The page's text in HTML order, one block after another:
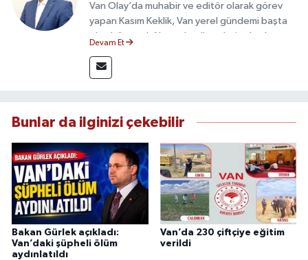
Van Olay’da muhabir ve editör olarak görev
yapan Kasım Keklik, Van yerel gündemi başta
olmak üzere bölgesel gelişmeleri sahadan
deneyimiyle hızlı ve doğru haber üretimine
odaklanan Keklik, tarafsızlık ve etik gazetecilik
Devam Et
Bunlar da ilginizi çekebilir
Bakan Gürlek açıkladı:
Van’daki şüpheli ölüm
aydınlatıldı
Van’da 230 çiftçiye eğitim
verildi